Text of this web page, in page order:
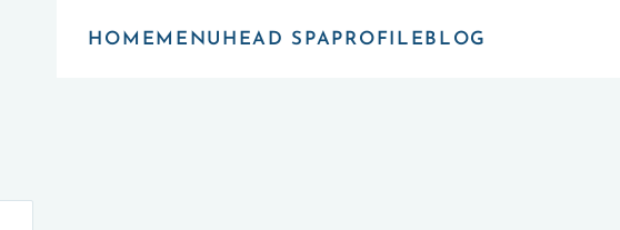
HOME MENU HEAD SPA PROFILE BLOG